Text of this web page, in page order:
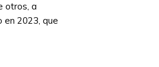
otros, a
en 2023, que